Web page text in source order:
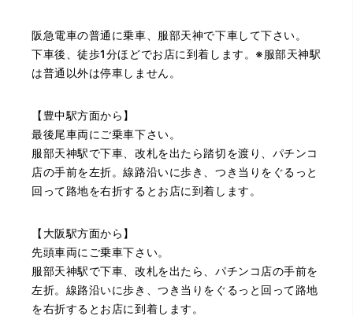
した。質屋さんはわりと利用して(主に中古品の購入)慣れて
いましたが、今までの質屋さんとは全く違う、とても良い
印象でした。何度でも伺いたくなりました。この度は、本
当にありがとうございました。
（豊中市西泉丘）初めて利用しましたが、とても親切丁寧
に査定をして頂き思いもよらない価格をいただきました。
正直他店の倍以上で驚きました。また機会があれば利用し
ます。
阪急電車の普通に乗車、服部天神で下車して下さい。
下車後、徒歩1分ほどでお店に到着します。※服部天神駅
は普通以外は停車しません。
【豊中駅方面から】
最後尾車両にご乗車下さい。
服部天神駅で下車、改札を出たら踏切を渡り、パチンコ
店の手前を左折。線路沿いに歩き、つき当りをぐるっと
回って路地を右折するとお店に到着します。
【大阪駅方面から】
先頭車両にご乗車下さい。
服部天神駅で下車、改札を出たら、パチンコ店の手前を
左折。線路沿いに歩き、つき当りをぐるっと回って路地
を右折するとお店に到着します。